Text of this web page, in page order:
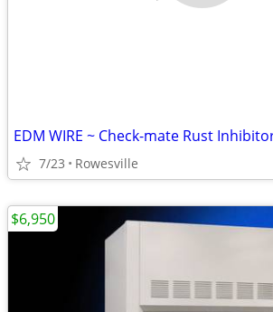
EDM WIRE ~ Check-mate Rust
7/23 Rowesville
$6,950